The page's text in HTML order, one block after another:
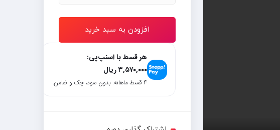
افزودن به سبد خرید
هر قسط با اسنپ‌پی:
۳,۵۷۰,۰۰۰ریال
۴ قسط ماهانه. بدون سود، چک و ضامن.